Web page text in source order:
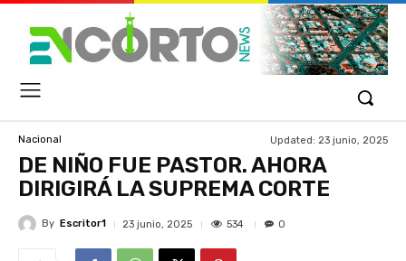
Nacional Updated: 23 junio, 2025
DE NIÑO FUE PASTOR. AHORA
DIRIGIRÁ LA SUPREMA CORTE
By Escritor1 23 junio, 2025 534 0